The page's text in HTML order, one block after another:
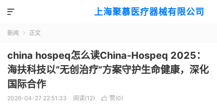
上海聚慕医疗器械有限公司

新闻  正文
china hospeq怎么读China-Hospeq 2025：
海扶科技以“无创治疗”方案守护生命健康，深化
国际合作
2026-04-27 22:51:33 阅读(12)  赞(0)